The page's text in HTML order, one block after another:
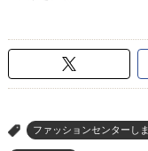
> ファッションセンターし